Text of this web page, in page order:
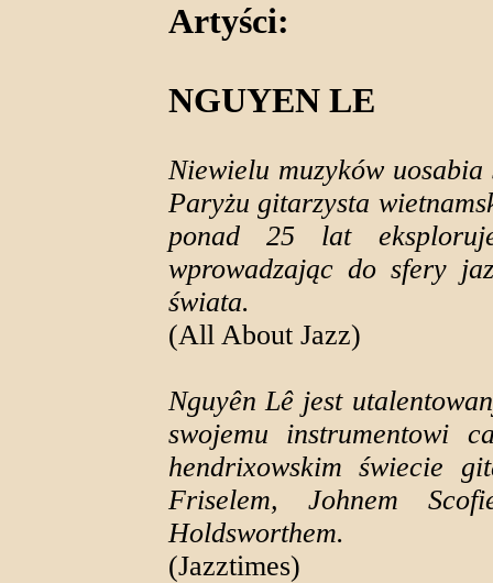
Artyści:
NGUYEN LE
Niewielu muzyków
Paryżu gitarzysta
ponad 25 lat
wprowadzając do sfery
świata.
(All About Jazz)
Nguyên Lê jest
swojemu instrumentowi
hendrixowskim świecie
Friselem, Johnem
Holdsworthem.
(Jazztimes)